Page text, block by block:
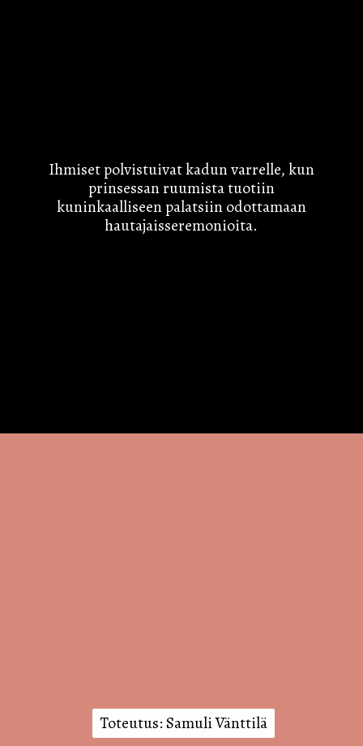
Ihmiset polvistuivat kadun varrelle, kun
prinsessan ruumista tuotiin
kuninkaalliseen palatsiin odottamaan
hautajaisseremonioita.
Toteutus: Samuli Vänttilä
Toteutus: Samuli Vänttilä